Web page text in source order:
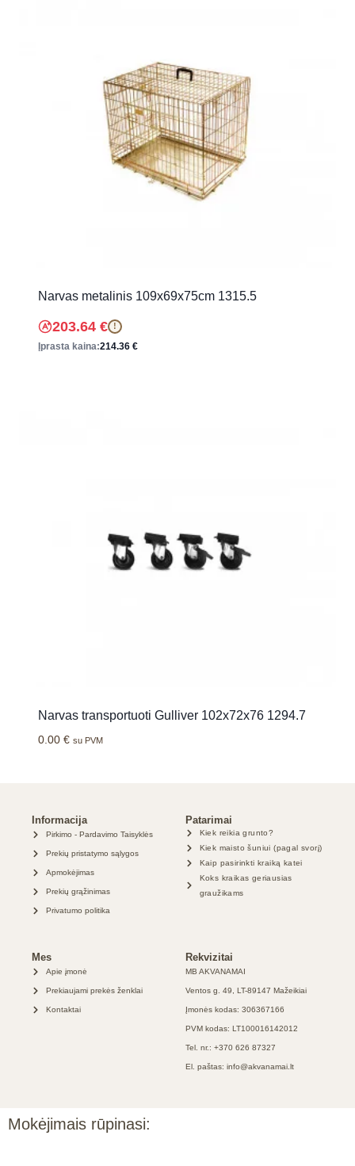
Narvas metalinis 109x69x75cm 1315.5
203.64 € !
Įprasta kaina:214.36 €
Narvas transportuoti Gulliver 102x72x76 1294.7
0.00 € su PVM
Informacija
Pirkimo - Pardavimo Taisyklės
Prekių pristatymo sąlygos
Apmokėjimas
Prekių grąžinimas
Privatumo politika
Patarimai
Kiek reikia grunto?
Kiek maisto šuniui (pagal svorį)
Kaip pasirinkti kraiką katei
Koks kraikas geriausias
graužikams
Mes
Apie įmonė
Prekiaujami prekės ženklai
Kontaktai
Rekvizitai
MB AKVANAMAI
Ventos g. 49, LT-89147 Mažeikiai
Įmonės kodas: 306367166
PVM kodas: LT100016142012
Tel. nr.: +370 626 87327
El. paštas: info@akvanamai.lt
Mokėjimais rūpinasi: